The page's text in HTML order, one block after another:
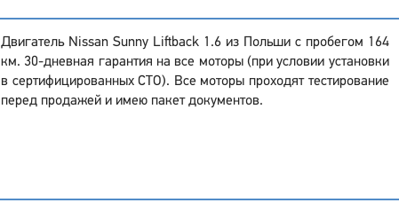
Двигатель Nissan Sunny Liftback 1.6 из Польши с пробегом 164
км. 30-дневная гарантия на все моторы (при условии установки
в сертифицированных СТО). Все моторы проходят тестирование
перед продажей и имею пакет документов.